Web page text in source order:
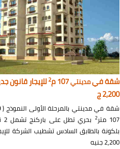
شقة فيمدينتي107 م 2للإيجار قانون
2,200 ج
شقة في مدينتي بالمرحلة الأولى النموذج (
107 متر
2
بلكونة بالطابق السادس تشطيب الشركة
2,200 جنيه